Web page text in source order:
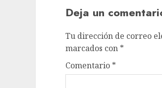
Deja un
Tu dirección de correo
marcados con *
Comentario *